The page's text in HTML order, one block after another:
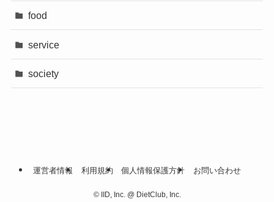
food
service
society
運営者情報 利用規約 個人情報保護方針 お問い合わせ
©IID, Inc. @ DietClub, Inc.